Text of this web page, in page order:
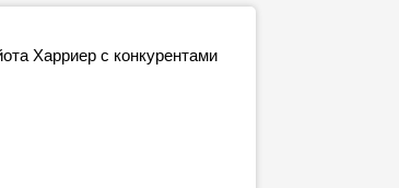
Харриер с конкурентами